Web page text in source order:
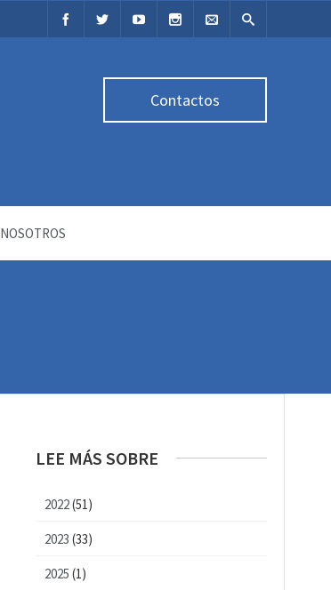
Contactos
NOSOTROS
LEE MÁS SOBRE
2022(51)
2023 (33)
2025 (1)